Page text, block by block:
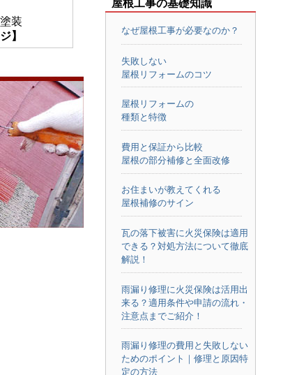
装
】
屋根工事の基礎知識
なぜ屋根工事が必要なのか？
失敗しない
屋根リフォームのコツ
屋根リフォームの
種類と特徴
費用と保証から比較
屋根の部分補修と全面改修
お住まいが教えてくれる
屋根補修のサイン
瓦の落下被害に火災保険は適用
できる？対処方法について徹底
解説！
雨漏り修理に火災保険は活用出
来る？適用条件や申請の流れ・
注意点までご紹介！
雨漏り修理の費用と失敗しない
ためのポイント｜修理と原因特
定の方法